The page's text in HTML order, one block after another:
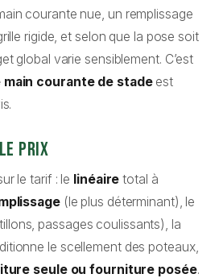
courante nue, un remplissage
rigide, et selon que la pose soit
global varie sensiblement. C’est
main courante de stadeest
prix
le tarif : le linéaire total à
(le plus déterminant), le
passages coulissants), la
le scellement des poteaux,
seule ou fourniture posée.